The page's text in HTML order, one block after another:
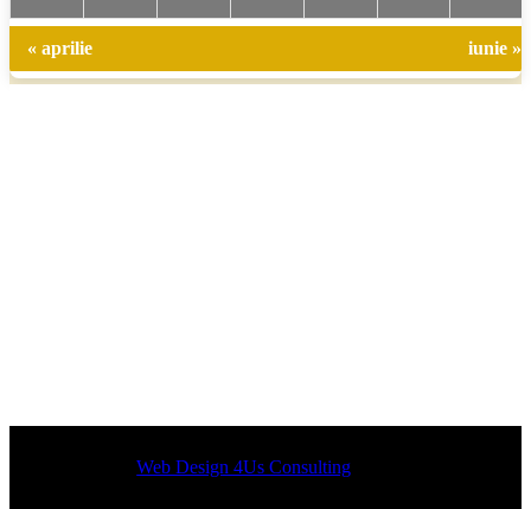
« aprilie iunie »
Designed byWeb Design 4Us Consulting